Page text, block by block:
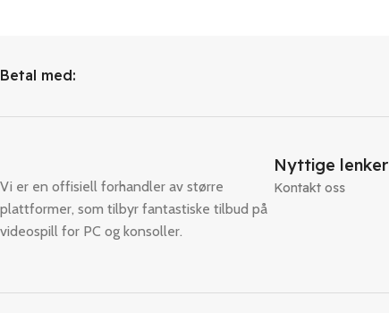
Betal med:
Vi er en offisiell forhandler av større
plattformer, som tilbyr fantastiske tilbud på
videospill for PC og konsoller.
Nyttige lenker
Kontakt oss